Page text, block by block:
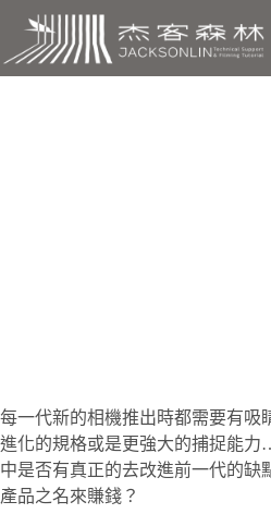
主
每一代新的相機推出時都需要有吸
進化的規格或是更強大的捕捉能
中是否有真正的去改進前一代的缺
產品之名來賺錢？